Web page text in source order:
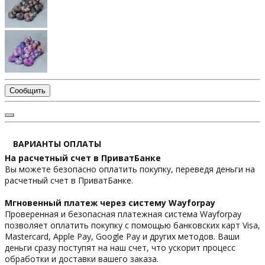
Сообщить
ВАРИАНТЫ ОПЛАТЫ
На расчетный счет в ПриватБанке
Вы можете безопасно оплатить покупку, переведя деньги на
расчетный счет в ПриватБанке.
Мгновенный платеж через систему Wayforpay
Проверенная и безопасная платежная система Wayforpay
позволяет оплатить покупку с помощью банковских карт Visa,
Mastercard, Apple Pay, Google Pay и других методов. Ваши
деньги сразу поступят на наш счет, что ускорит процесс
обработки и доставки вашего заказа.